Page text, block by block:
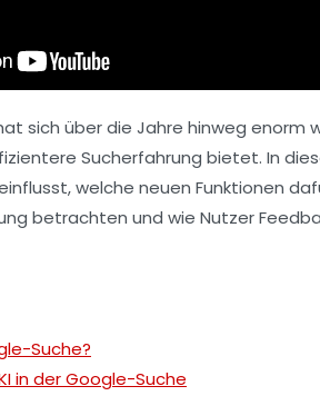
sich über die Jahre hinweg
Sucherfahrung bietet. In
welche neuen Funktionen
betrachten und wie Nutzer
Suche?
in der Google-Suche